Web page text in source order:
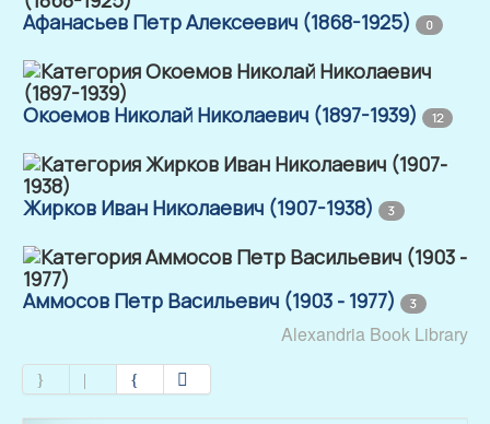
Афанасьев Петр Алексеевич (1868-1925) 0
Окоемов Николай Николаевич (1897-1939) 12
Жирков Иван Николаевич (1907-1938) 3
Аммосов Петр Васильевич (1903 - 1977) 3
Alexandria Book Library